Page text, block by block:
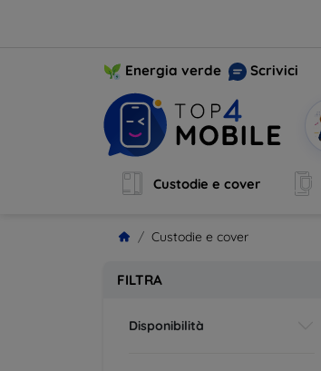
Energia verde Scrivici
Custodie e cover
Custodie e cover
FILTRA
Disponibilità